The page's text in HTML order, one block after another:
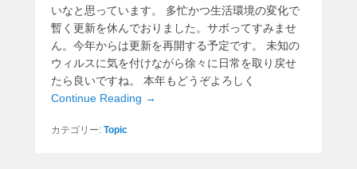
いなと思っています。 多忙かつ生活環境の変化で
暫く更新を休んでおりました。サボってすみませ
ん。今年からは更新を再開する予定です。 未知の
ウィルスに気を付けながら徐々に日常を取り戻せ
たら良いですね。 本年もどうぞよろしく
Continue Reading →
カテゴリー: Topic